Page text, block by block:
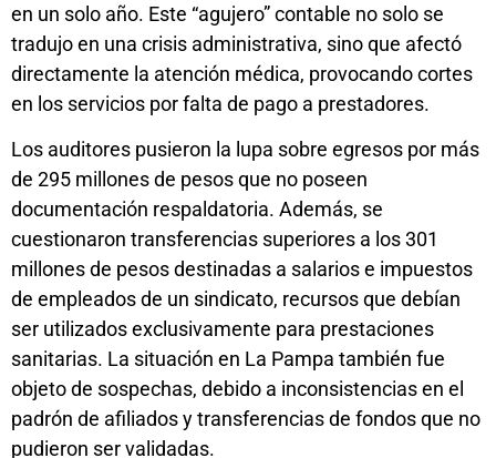
en un solo año. Este “agujero” contable no solo se
tradujo en una crisis administrativa, sino que afectó
directamente la atención médica, provocando cortes
en los servicios por falta de pago a prestadores.
Los auditores pusieron la lupa sobre egresos por más
de 295 millones de pesos que no poseen
documentación respaldatoria. Además, se
cuestionaron transferencias superiores a los 301
millones de pesos destinadas a salarios e impuestos
de empleados de un sindicato, recursos que debían
ser utilizados exclusivamente para prestaciones
sanitarias. La situación en La Pampa también fue
objeto de sospechas, debido a inconsistencias en el
padrón de afiliados y transferencias de fondos que no
pudieron ser validadas.